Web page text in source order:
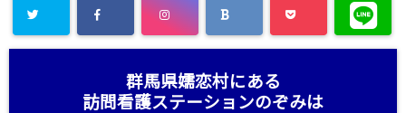
群馬県嬬恋村にある
訪問看護ステーションのぞみは